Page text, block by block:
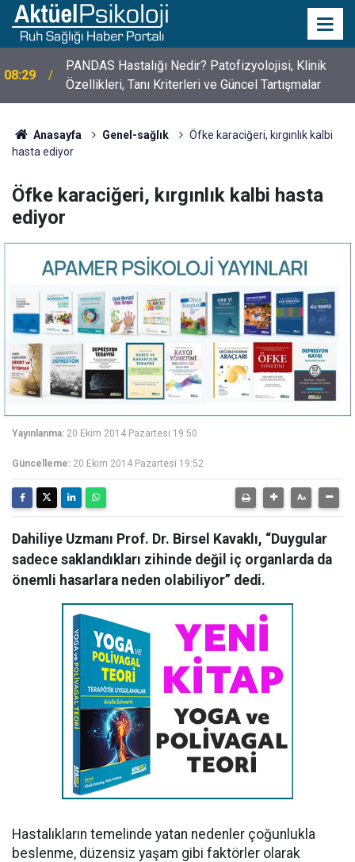
10:30
10 Mayıs Psikologlar Günü Nasıl Ortaya Çıktı? 10
Mayıs Tarihinin Hikayesi
Anasayfa Genel-sağlık
Öfke karaciğeri, kırgınlık kalbi
hasta ediyor
Öfke karaciğeri, kırgınlık kalbi hasta
ediyor
Yayınlanma: 20 Ekim 2014 Pazartesi 19:50
Güncelleme: 20 Ekim 2014 Pazartesi 19:52
Dahiliye Uzmanı Prof. Dr. Birsel Kavaklı, “Duygular
sadece saklandıkları zihinde değil iç organlarda da
önemli hasarlara neden olabiliyor” dedi.
Hastalıkların temelinde yatan nedenler çoğunlukla
beslenme, düzensiz yaşam gibi faktörler olarak